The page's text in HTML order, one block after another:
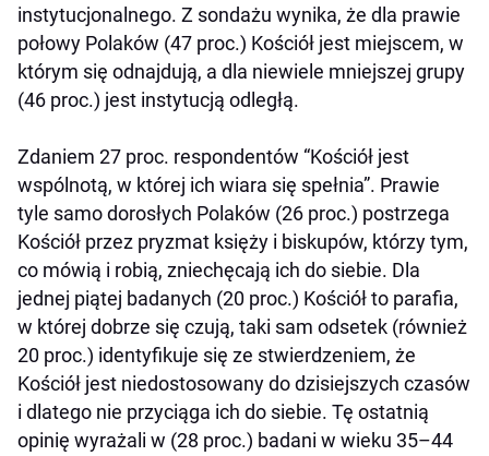
instytucjonalnego. Z sondażu wynika, że dla prawie
połowy Polaków (47 proc.) Kościół jest miejscem, w
którym się odnajdują, a dla niewiele mniejszej grupy
(46 proc.) jest instytucją odległą.
Zdaniem 27 proc. respondentów “Kościół jest
wspólnotą, w której ich wiara się spełnia”. Prawie
tyle samo dorosłych Polaków (26 proc.) postrzega
Kościół przez pryzmat księży i biskupów, którzy tym,
co mówią i robią, zniechęcają ich do siebie. Dla
jednej piątej badanych (20 proc.) Kościół to parafia,
w której dobrze się czują, taki sam odsetek (również
20 proc.) identyfikuje się ze stwierdzeniem, że
Kościół jest niedostosowany do dzisiejszych czasów
i dlatego nie przyciąga ich do siebie. Tę ostatnią
opinię wyrażali w (28 proc.) badani w wieku 35–44